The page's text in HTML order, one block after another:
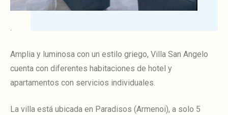
.
Amplia y luminosa con un estilo griego, Villa San Angelo
cuenta con diferentes habitaciones de hotel y
apartamentos con servicios individuales.
La villa está ubicada en Paradisos (Armenoi), a solo 5